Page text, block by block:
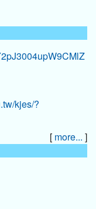
[ more... ]